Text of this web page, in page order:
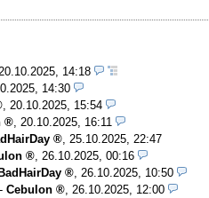
20.10.2025, 14:18
14:30
20.10.2025, 15:54
20.10.2025, 16:11
25.10.2025, 22:47
26.10.2025, 00:16
26.10.2025, 10:50
- Cebulon
26.10.2025, 12:00